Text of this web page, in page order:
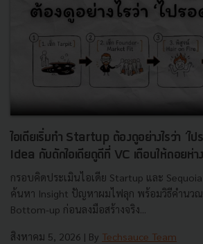
ไอเดียเริ่มทำ Startup ต้องดูอย่างไรว่า ‘ไ
Idea กับดักไอเดียดูดีที่ VC เตือนให้ถอยห่าง
กรอบคิดประเมินไอเดีย Startup และ
ค้นหา Insight ปัญหาผมไฟลุก พร้อมวิธีคำนว
Bottom-up ก่อนลงมือสร้างจริง...
สิงหาคม 5, 2026 | By Techsauce Team